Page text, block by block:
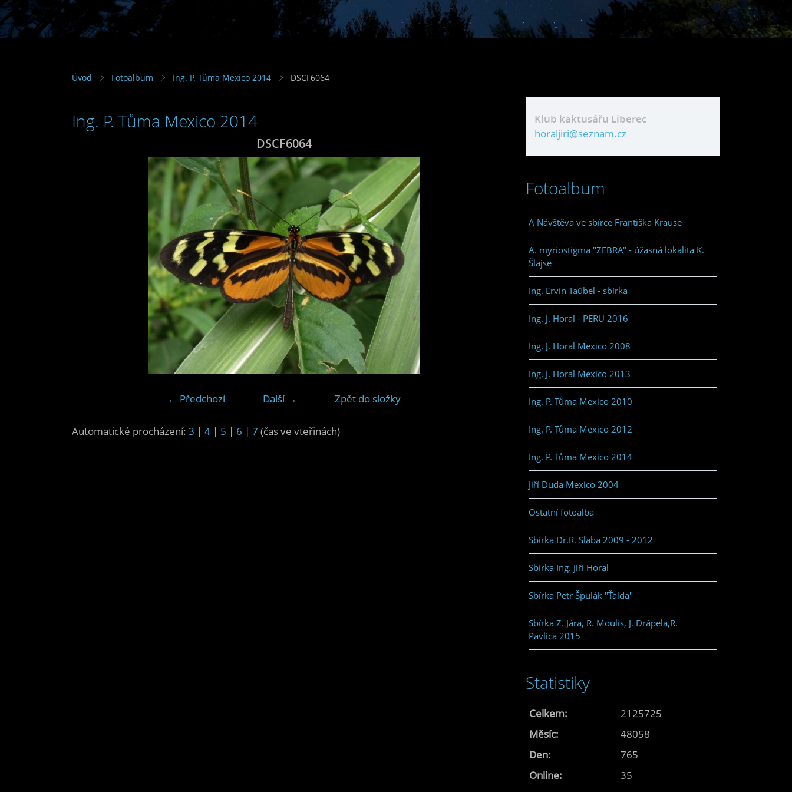
Úvod Fotoalbum Ing. P. Tůma Mexico 2014 DSCF6064
Ing. P. Tůma Mexico 2014
DSCF6064
← Předchozí Další → Zpět do složky
Automatické procházení: 3 | 4 | 5 | 6 | 7 (čas ve vteřinách)
Klub kaktusářu Liberec
horaljiri@seznam.cz
Fotoalbum
A Návštěva ve sbírce Františka Krause
A. myriostigma "ZEBRA" - úžasná lokalita K.
Šlajse
Ing. Ervín Taübel - sbírka
Ing. J. Horal - PERU 2016
Ing. J. Horal Mexico 2008
Ing. J. Horal Mexico 2013
Ing. P. Tůma Mexico 2010
Ing. P. Tůma Mexico 2012
Ing. P. Tůma Mexico 2014
Jiří Duda Mexico 2004
Ostatní fotoalba
Sbírka Dr.R. Slaba 2009 - 2012
Sbírka Ing. Jiří Horal
Sbírka Petr Špulák "Ťalda"
Sbírka Z. Jára, R. Moulis, J. Drápela,R.
Pavlica 2015
Statistiky
Online: 35
Celkem:
2125725
Měsíc:
48058
Den:
765